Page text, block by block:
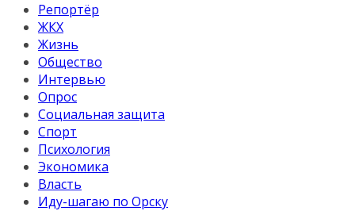
Репортёр
ЖКХ
Жизнь
Общество
Интервью
Опрос
Социальная защита
Спорт
Психология
Экономика
Власть
Иду-шагаю по Орску